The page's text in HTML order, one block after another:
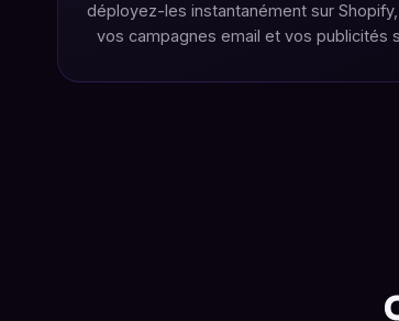
déployez-les instantanément sur Shopify,
vos campagnes email et vos publicités